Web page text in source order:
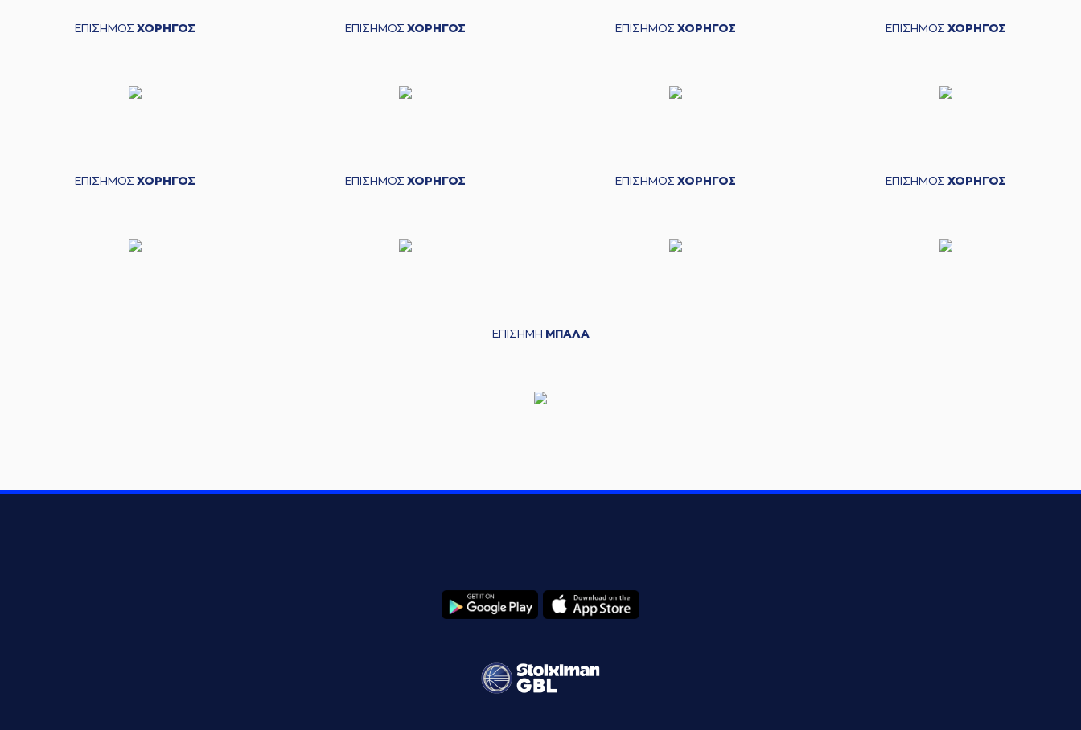
ΕΠΙΣΗΜΟΣ ΧΟΡΗΓΟΣ ΕΠΙΣΗΜΟΣ ΧΟΡΗΓΟΣ ΕΠΙΣΗΜΟΣ ΧΟΡΗΓΟΣ ΕΠΙΣΗΜΟΣ ΧΟΡΗΓΟΣ
ΕΠΙΣΗΜΟΣ ΧΟΡΗΓΟΣ ΕΠΙΣΗΜΟΣ ΧΟΡΗΓΟΣ ΕΠΙΣΗΜΟΣ ΧΟΡΗΓΟΣ ΕΠΙΣΗΜΟΣ ΧΟΡΗΓΟΣ
ΕΠΙΣΗΜΗ ΜΠΑΛΑ